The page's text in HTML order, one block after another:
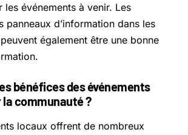
les événements à venir. Les
panneaux d’information dans les
également être une bonne
bénéfices des événements
communauté ?
locaux offrent de nombreux